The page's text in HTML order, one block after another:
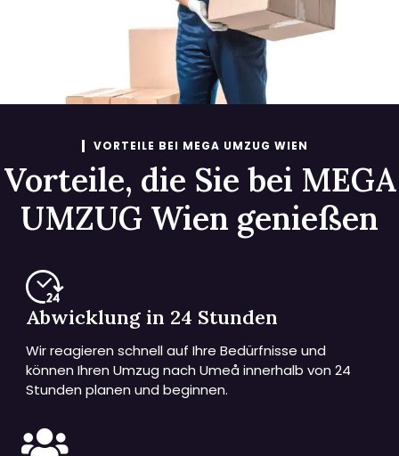
VORTEILE BEI MEGA UMZUG WIEN
Vorteile, die Sie bei MEGA
UMZUG Wien genießen
Abwicklung in 24 Stunden
Wir reagieren schnell auf Ihre Bedürfnisse und
können Ihren Umzug nach Umeå innerhalb von 24
Stunden planen und beginnen.